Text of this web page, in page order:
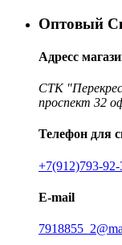
Оптовый
Адресс
СТК
проспект 32
Телефон для
+7(912)793-92-
E-mail